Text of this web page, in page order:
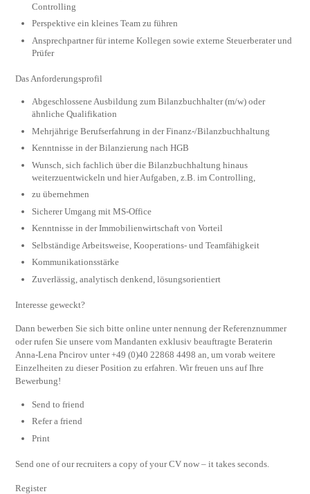
Controlling
Perspektive ein kleines Team zu führen
Ansprechpartner für interne Kollegen sowie externe Steuerberater und
Prüfer
Das Anforderungsprofil
Abgeschlossene Ausbildung zum Bilanzbuchhalter (m/w) oder
ähnliche Qualifikation
Mehrjährige Berufserfahrung in der Finanz-/Bilanzbuchhaltung
Kenntnisse in der Bilanzierung nach HGB
Wunsch, sich fachlich über die Bilanzbuchhaltung hinaus
weiterzuentwickeln und hier Aufgaben, z.B. im Controlling,
zu übernehmen
Sicherer Umgang mit MS-Office
Kenntnisse in der Immobilienwirtschaft von Vorteil
Selbständige Arbeitsweise, Kooperations- und Teamfähigkeit
Kommunikationsstärke
Zuverlässig, analytisch denkend, lösungsorientiert
Interesse geweckt?
Dann bewerben Sie sich bitte online unter nennung der Referenznummer
oder rufen Sie unsere vom Mandanten exklusiv beauftragte Beraterin
Anna-Lena Pncirov unter +49 (0)40 22868 4498 an, um vorab weitere
Einzelheiten zu dieser Position zu erfahren. Wir freuen uns auf Ihre
Bewerbung!
Send to friend
Refer a friend
Print
Send one of our recruiters a copy of your CV now – it takes seconds.
Register